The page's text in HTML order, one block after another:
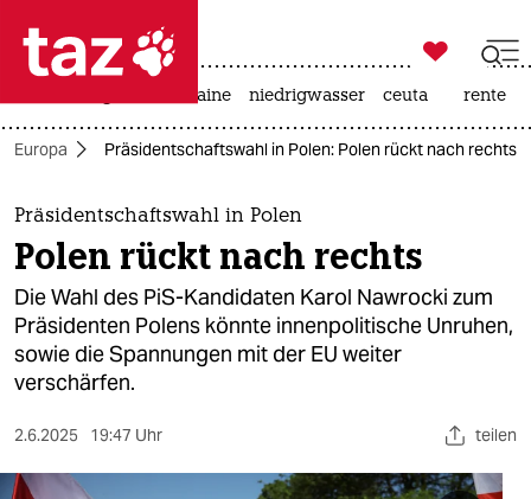
 taz zahl ich
taz zahl ich
themen
politik
öko
gesellschaft
kultur
sport

taz zahl ich
krieg in der ukraine niedrigwasser ceuta rente
Europa Präsidentschaftswahl in Polen: Polen rückt nach rechts
Präsidentschaftswahl in Polen
Polen rückt nach rechts
Die Wahl des PiS-Kandidaten Karol Nawrocki zum
Präsidenten Polens könnte innenpolitische Unruhen,
sowie die Spannungen mit der EU weiter
verschärfen.
2.6.2025 19:47 Uhr teilen